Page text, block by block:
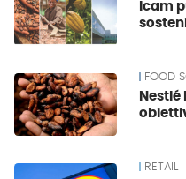
Icam
FOOD
RETAIL